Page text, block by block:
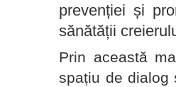
prevenției și
sănătății
Prin această
spațiu de dialog